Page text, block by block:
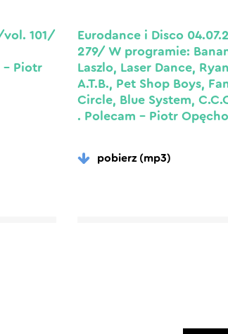
vol. 101/
– Piotr
Eurodance i Disco
279/ W programie:
Laszlo, Laser Dance,
A.T.B., Pet Shop Boys,
Circle, Blue System,
. Polecam – Piotr
pobierz (mp3)